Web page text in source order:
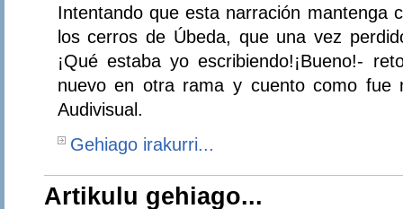
Intentando que esta narración mantenga
los cerros de Úbeda, que una vez
¡Qué estaba yo escribiendo!¡Bueno!-
nuevo en otra rama y cuento como fue
Audivisual.
Gehiago irakurri...
Artikulu gehiago...